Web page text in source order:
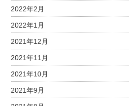
2022年2月
2022年1月
2021年12月
2021年11月
2021年10月
2021年9月